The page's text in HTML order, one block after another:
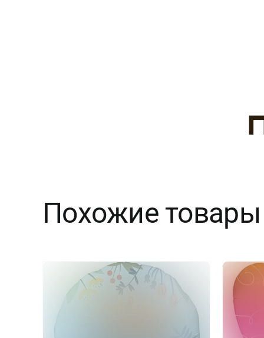
Похожие товары